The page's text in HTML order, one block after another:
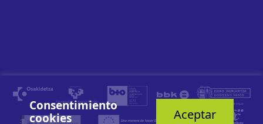
Consentimiento
cookies
Aceptar